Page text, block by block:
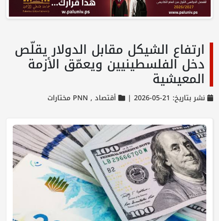
ارتفاع الشيكل مقابل الدولار يقلّص
دخل الفلسطينيين ويعمّق الأزمة
المعيشية
نشر بتاريخ: 21-05-2026 | أقتصاد , PNN مختارات